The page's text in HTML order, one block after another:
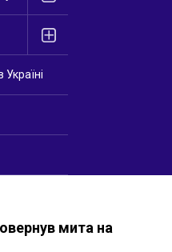
мита на